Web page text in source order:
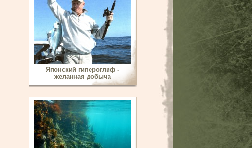
Японский гипероглиф -
желанная добыча